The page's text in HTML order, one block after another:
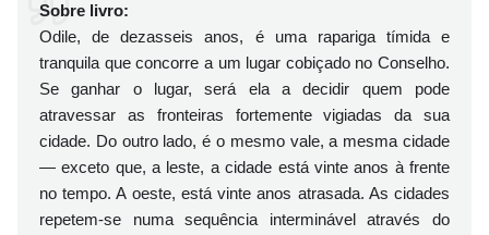
Sobre livro:
Odile, de dezasseis anos, é uma rapariga tímida e
tranquila que concorre a um lugar cobiçado no Conselho.
Se ganhar o lugar, será ela a decidir quem pode
atravessar as fronteiras fortemente vigiadas da sua
cidade. Do outro lado, é o mesmo vale, a mesma cidade
— exceto que, a leste, a cidade está vinte anos à frente
no tempo. A oeste, está vinte anos atrasada. As cidades
repetem-se numa sequência interminável através do